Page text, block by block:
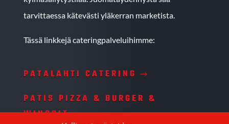
tarvittaessa kätevästi yläkerran marketista.
Tässä linkkejä cateringpalveluihimme:
PATALAHTI CATERING
PATIS PIZZA & BURGER &
WINGSIT